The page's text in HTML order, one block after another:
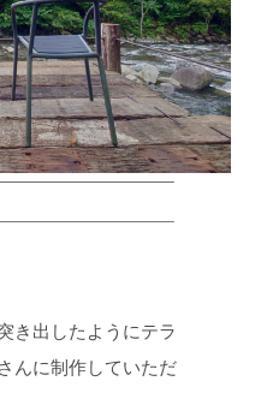
き出したようにテラ
んに制作していただ